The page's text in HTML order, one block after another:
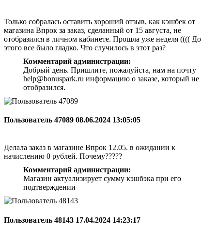
Только собралась оставить хороший отзыв, как кэшбек от
магазина Впрок за заказ, сделанный от 15 августа, не
отобразился в личном кабинете. Прошла уже неделя (((( До
этого все было гладко. Что случилось в этот раз?
Комментарий администрации:
Добрый день. Пришлите, пожалуйста, нам на почту
help@bonuspark.ru информацию о заказе, который не
отобразился.
Пользователь 47089 08.06.2024 13:05:05
Делала заказ в магазине Впрок 12.05. в ожидании к
начислению 0 рублей. Почему?????
Комментарий администрации:
Магазин актуализирует сумму кэшбэка при его
подтверждении
Пользователь 48143 17.04.2024 14:23:17